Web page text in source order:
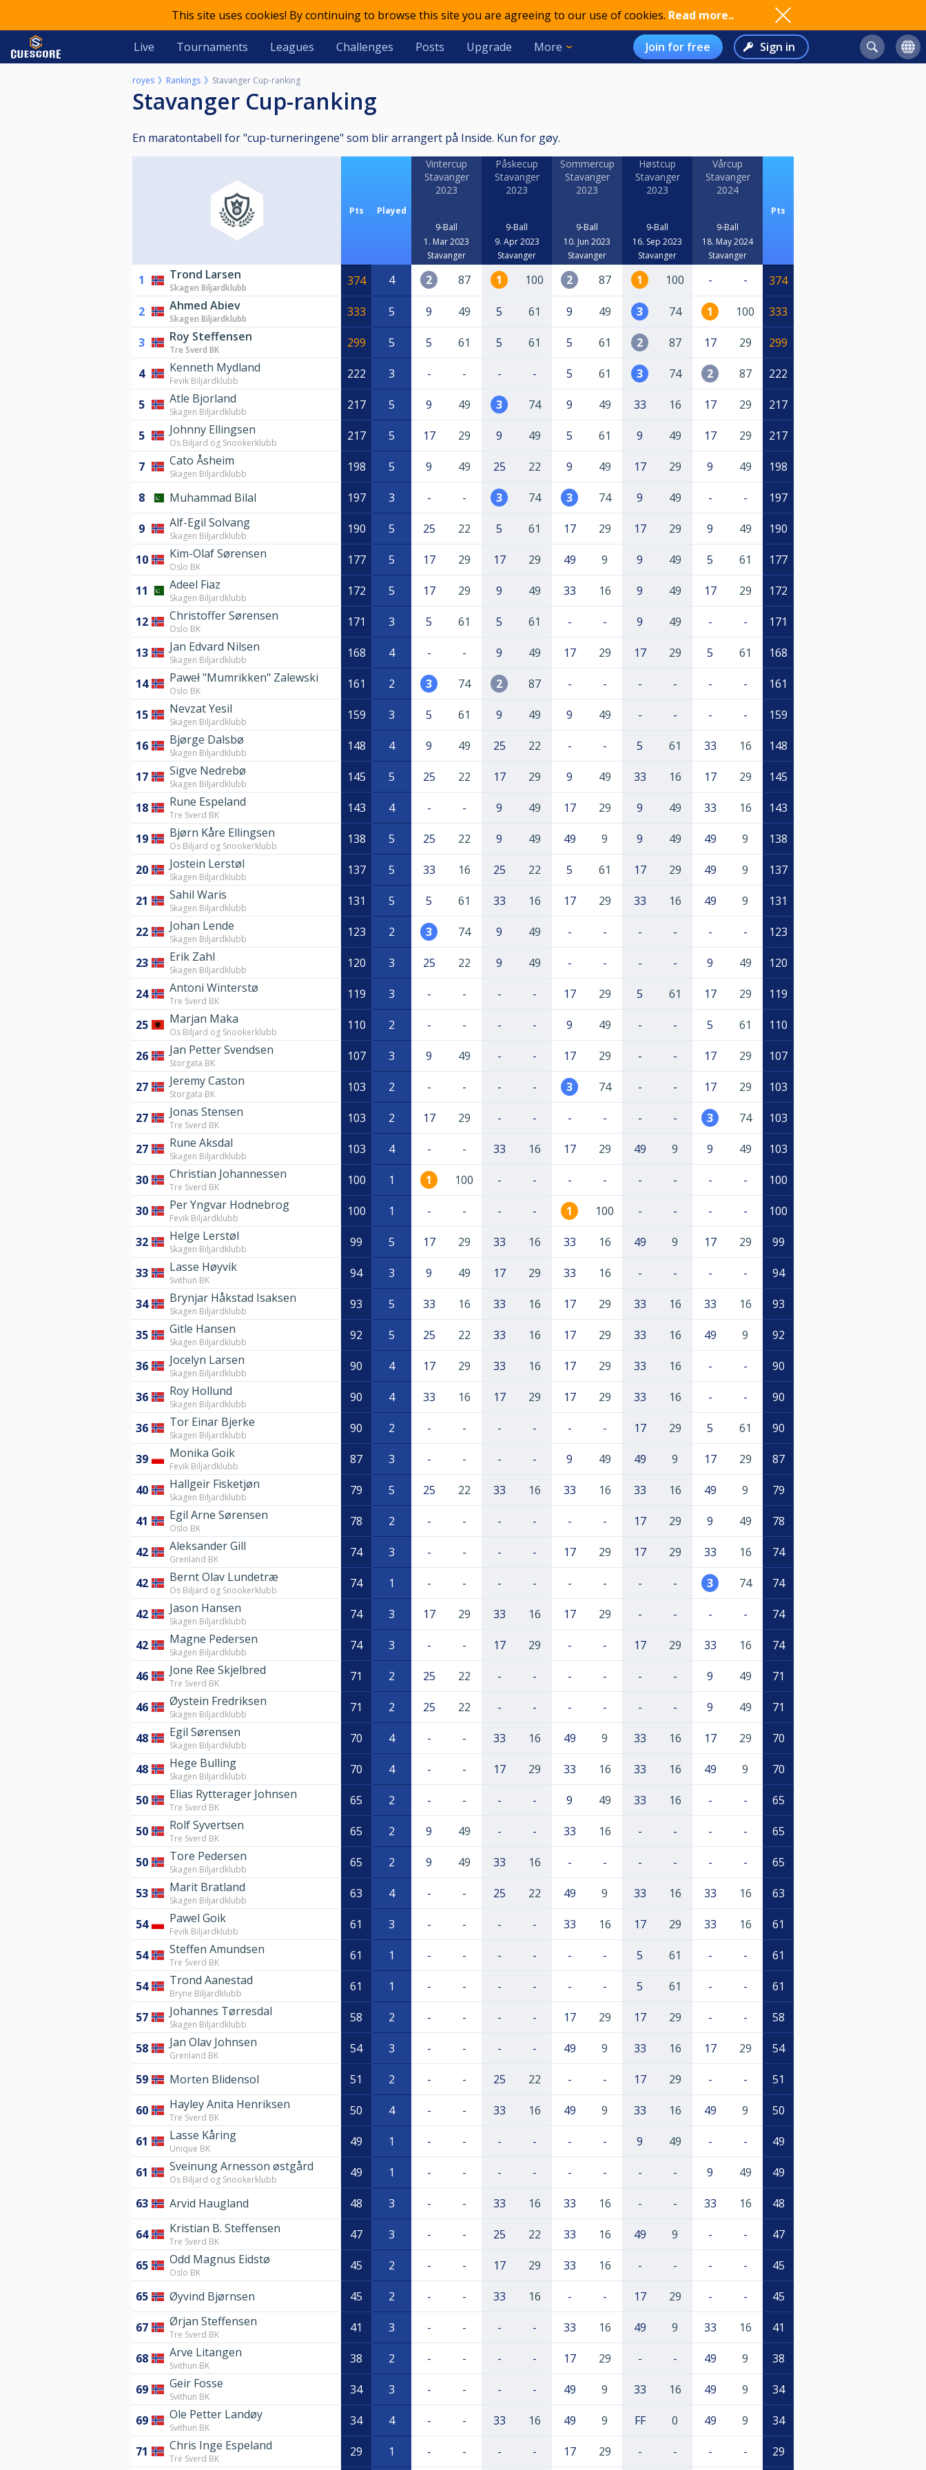
This site uses cookies! By continuing to browse this site you are agreeing to our use of cookies. Read more..
Live Tournaments Leagues Challenges Posts Upgrade More Join for free Sign in
royes Rankings Stavanger Cup-ranking
Stavanger Cup-ranking
En maratontabell for "cup-turneringene" som blir arrangert på Inside. Kun for gøy.
Pts Played
Vintercup
Stavanger
2023
9-Ball
1. Mar 2023
Stavanger
Påskecup
Stavanger
2023
9-Ball
9. Apr 2023
Stavanger
Sommercup
Stavanger
2023
9-Ball
10. Jun 2023
Stavanger
Høstcup
Stavanger
2023
9-Ball
16. Sep 2023
Stavanger
Vårcup
Stavanger
2024
9-Ball
18. May 2024
Stavanger
Pts
1 Trond Larsen
Skagen Biljardklubb 374 4 2 87 1 100 2 87 1 100 - - 374
2 Ahmed Abiev
Skagen Biljardklubb 333 5 9 49 5 61 9 49 3 74 1 100 333
3 Roy Steffensen
Tre Sverd BK 299 5 5 61 5 61 5 61 2 87 17 29 299
4 Kenneth Mydland
Fevik Biljardklubb 222 3 - - - - 5 61 3 74 2 87 222
5 Atle Bjorland
Skagen Biljardklubb 217 5 9 49 3 74 9 49 33 16 17 29 217
5 Johnny Ellingsen
Os Biljard og Snookerklubb 217 5 17 29 9 49 5 61 9 49 17 29 217
7 Cato Åsheim
Skagen Biljardklubb 198 5 9 49 25 22 9 49 17 29 9 49 198
8 Muhammad Bilal 197 3 - - 3 74 3 74 9 49 - - 197
9 Alf-Egil Solvang
Skagen Biljardklubb 190 5 25 22 5 61 17 29 17 29 9 49 190
10 Kim-Olaf Sørensen
Oslo BK 177 5 17 29 17 29 49 9 9 49 5 61 177
11 Adeel Fiaz
Skagen Biljardklubb 172 5 17 29 9 49 33 16 9 49 17 29 172
12 Christoffer Sørensen
Oslo BK 171 3 5 61 5 61 - - 9 49 - - 171
13 Jan Edvard Nilsen
Skagen Biljardklubb 168 4 - - 9 49 17 29 17 29 5 61 168
14 Paweł "Mumrikken" Zalewski
Oslo BK 161 2 3 74 2 87 - - - - - - 161
15 Nevzat Yesil
Skagen Biljardklubb 159 3 5 61 9 49 9 49 - - - - 159
16 Bjørge Dalsbø
Skagen Biljardklubb 148 4 9 49 25 22 - - 5 61 33 16 148
17 Sigve Nedrebø
Skagen Biljardklubb 145 5 25 22 17 29 9 49 33 16 17 29 145
18 Rune Espeland
Tre Sverd BK 143 4 - - 9 49 17 29 9 49 33 16 143
19 Bjørn Kåre Ellingsen
Os Biljard og Snookerklubb 138 5 25 22 9 49 49 9 9 49 49 9 138
20 Jostein Lerstøl
Skagen Biljardklubb 137 5 33 16 25 22 5 61 17 29 49 9 137
21 Sahil Waris
Skagen Biljardklubb 131 5 5 61 33 16 17 29 33 16 49 9 131
22 Johan Lende
Skagen Biljardklubb 123 2 3 74 9 49 - - - - - - 123
23 Erik Zahl
Skagen Biljardklubb 120 3 25 22 9 49 - - - - 9 49 120
24 Antoni Winterstø
Tre Sverd BK 119 3 - - - - 17 29 5 61 17 29 119
25 Marjan Maka
Os Biljard og Snookerklubb 110 2 - - - - 9 49 - - 5 61 110
26 Jan Petter Svendsen
Storgata BK 107 3 9 49 - - 17 29 - - 17 29 107
27 Jeremy Caston
Storgata BK 103 2 - - - - 3 74 - - 17 29 103
27 Jonas Stensen
Tre Sverd BK 103 2 17 29 - - - - - - 3 74 103
27 Rune Aksdal
Skagen Biljardklubb 103 4 - - 33 16 17 29 49 9 9 49 103
30 Christian Johannessen
Tre Sverd BK 100 1 1 100 - - - - - - - - 100
30 Per Yngvar Hodnebrog
Fevik Biljardklubb 100 1 - - - - 1 100 - - - - 100
32 Helge Lerstøl
Skagen Biljardklubb 99 5 17 29 33 16 33 16 49 9 17 29 99
33 Lasse Høyvik
Svithun BK 94 3 9 49 17 29 33 16 - - - - 94
34 Brynjar Håkstad Isaksen
Skagen Biljardklubb 93 5 33 16 33 16 17 29 33 16 33 16 93
35 Gitle Hansen
Skagen Biljardklubb 92 5 25 22 33 16 17 29 33 16 49 9 92
36 Jocelyn Larsen
Skagen Biljardklubb 90 4 17 29 33 16 17 29 33 16 - - 90
36 Roy Hollund
Skagen Biljardklubb 90 4 33 16 17 29 17 29 33 16 - - 90
36 Tor Einar Bjerke
Skagen Biljardklubb 90 2 - - - - - - 17 29 5 61 90
39 Monika Goik
Fevik Biljardklubb 87 3 - - - - 9 49 49 9 17 29 87
40 Hallgeir Fisketjøn
Skagen Biljardklubb 79 5 25 22 33 16 33 16 33 16 49 9 79
41 Egil Arne Sørensen
Oslo BK 78 2 - - - - - - 17 29 9 49 78
42 Aleksander Gill
Grenland BK 74 3 - - - - 17 29 17 29 33 16 74
42 Bernt Olav Lundetræ
Os Biljard og Snookerklubb 74 1 - - - - - - - - 3 74 74
42 Jason Hansen
Skagen Biljardklubb 74 3 17 29 33 16 17 29 - - - - 74
42 Magne Pedersen
Skagen Biljardklubb 74 3 - - 17 29 - - 17 29 33 16 74
46 Jone Ree Skjelbred
Tre Sverd BK 71 2 25 22 - - - - - - 9 49 71
46 Øystein Fredriksen
Skagen Biljardklubb 71 2 25 22 - - - - - - 9 49 71
48 Egil Sørensen
Skagen Biljardklubb 70 4 - - 33 16 49 9 33 16 17 29 70
48 Hege Bulling
Skagen Biljardklubb 70 4 - - 17 29 33 16 33 16 49 9 70
50 Elias Rytterager Johnsen
Tre Sverd BK 65 2 - - - - 9 49 33 16 - - 65
50 Rolf Syvertsen
Tre Sverd BK 65 2 9 49 - - 33 16 - - - - 65
50 Tore Pedersen
Skagen Biljardklubb 65 2 9 49 33 16 - - - - - - 65
53 Marit Bratland
Skagen Biljardklubb 63 4 - - 25 22 49 9 33 16 33 16 63
54 Pawel Goik
Fevik Biljardklubb 61 3 - - - - 33 16 17 29 33 16 61
54 Steffen Amundsen
Tre Sverd BK 61 1 - - - - - - 5 61 - - 61
54 Trond Aanestad
Bryne Biljardklubb 61 1 - - - - - - 5 61 - - 61
57 Johannes Tørresdal
Skagen Biljardklubb 58 2 - - - - 17 29 17 29 - - 58
58 Jan Olav Johnsen
Grenland BK 54 3 - - - - 49 9 33 16 17 29 54
59 Morten Blidensol 51 2 - - 25 22 - - 17 29 - - 51
60 Hayley Anita Henriksen
Tre Sverd BK 50 4 - - 33 16 49 9 33 16 49 9 50
61 Lasse Kåring
Unique BK 49 1 - - - - - - 9 49 - - 49
61 Sveinung Arnesson østgård
Os Biljard og Snookerklubb 49 1 - - - - - - - - 9 49 49
63 Arvid Haugland 48 3 - - 33 16 33 16 - - 33 16 48
64 Kristian B. Steffensen
Tre Sverd BK 47 3 - - 25 22 33 16 49 9 - - 47
65 Odd Magnus Eidstø
Oslo BK 45 2 - - 17 29 33 16 - - - - 45
65 Øyvind Bjørnsen 45 2 - - 33 16 - - 17 29 - - 45
67 Ørjan Steffensen
Tre Sverd BK 41 3 - - - - 33 16 49 9 33 16 41
68 Arve Litangen
Svithun BK 38 2 - - - - 17 29 - - 49 9 38
69 Geir Fosse
Svithun BK 34 3 - - - - 49 9 33 16 49 9 34
69 Ole Petter Landøy
Svithun BK 34 4 - - 33 16 49 9 FF 0 49 9 34
71 Chris Inge Espeland
Tre Sverd BK 29 1 - - - - 17 29 - - - -
29